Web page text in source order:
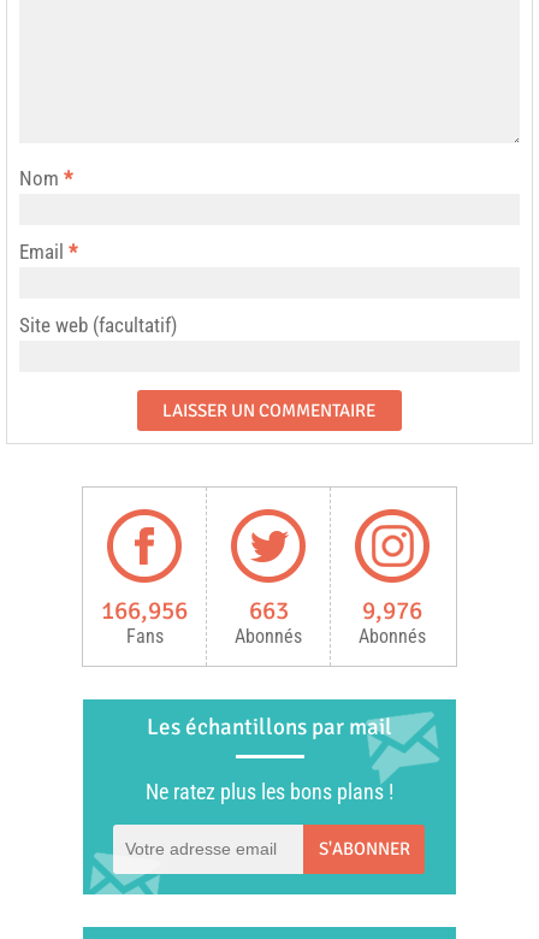
Nom *
Email *
Site web (facultatif)
166,956
Fans
663
Abonnés
9,976
Abonnés
Les échantillons par mail
Ne ratez plus les bons plans !
S'ABONNER